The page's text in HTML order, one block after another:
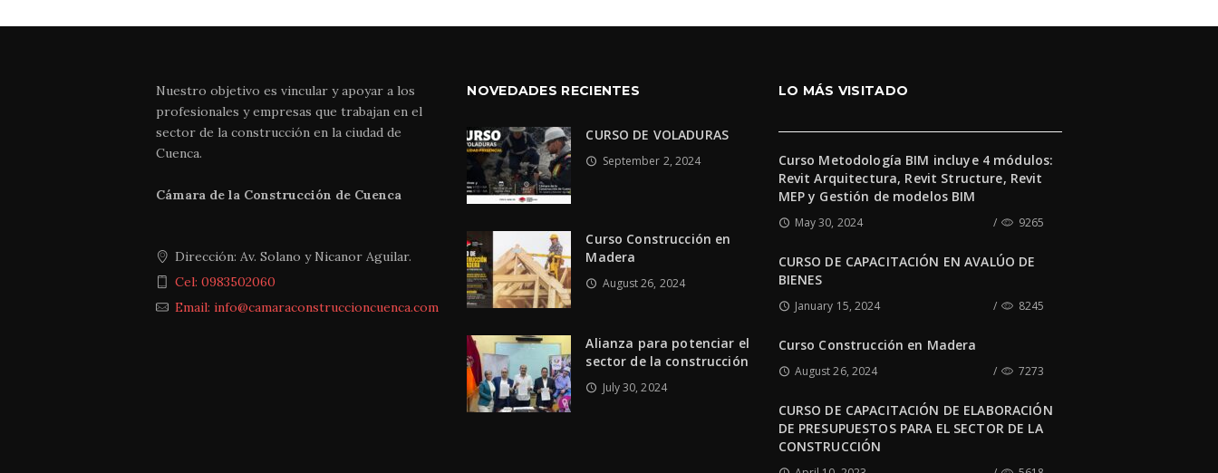
Nuestro objetivo es vincular y apoyar a los
profesionales y empresas que trabajan en el
sector de la construcción en la ciudad de
Cuenca.
Cámara de la Construcción de Cuenca
Dirección: Av. Solano y Nicanor Aguilar.
Cel: 0983502060
Email: info@camaraconstruccioncuenca.com
NOVEDADES RECIENTES
CURSO DE VOLADURAS
September 2, 2024
Curso Construcción en
Madera
August 26, 2024
Alianza para potenciar el
sector de la construcción
July 30, 2024
LO MÁS VISITADO
Curso Metodología BIM incluye 4 módulos:
Revit Arquitectura, Revit Structure, Revit
MEP y Gestión de modelos BIM
May 30, 2024 9265
CURSO DE CAPACITACIÓN EN AVALÚO DE
BIENES
January 15, 2024 8245
Curso Construcción en Madera
August 26, 2024 7273
CURSO DE CAPACITACIÓN DE ELABORACIÓN
DE PRESUPUESTOS PARA EL SECTOR DE LA
CONSTRUCCIÓN